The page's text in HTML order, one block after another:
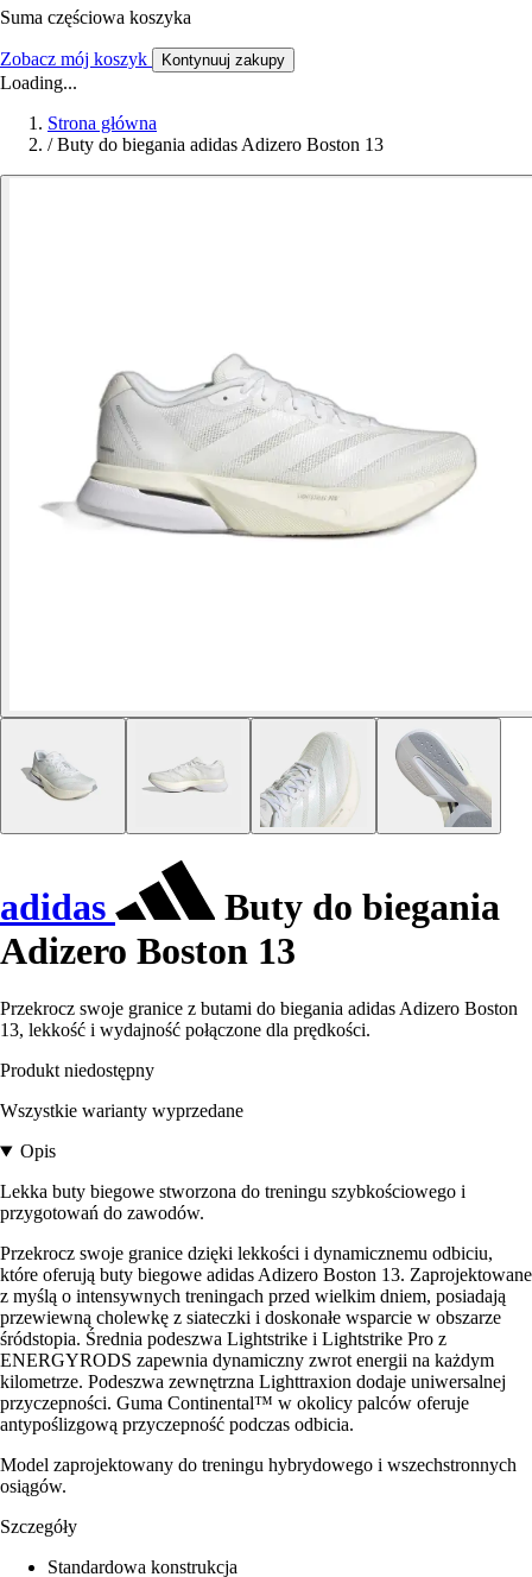
Suma częściowa koszyka
Zobacz mój koszyk Kontynuuj zakupy
Loading...
Strona główna
/ Buty do biegania adidas Adizero Boston 13
adidas
Buty do biegania
Adizero Boston 13
Przekrocz swoje granice z butami do biegania adidas Adizero Boston
13, lekkość i wydajność połączone dla prędkości.
Produkt niedostępny
Wszystkie warianty wyprzedane
Opis
Lekka buty biegowe stworzona do treningu szybkościowego i
przygotowań do zawodów.
Przekrocz swoje granice dzięki lekkości i dynamicznemu odbiciu,
które oferują buty biegowe adidas Adizero Boston 13. Zaprojektowane
z myślą o intensywnych treningach przed wielkim dniem, posiadają
przewiewną cholewkę z siateczki i doskonałe wsparcie w obszarze
śródstopia. Średnia podeszwa Lightstrike i Lightstrike Pro z
ENERGYRODS zapewnia dynamiczny zwrot energii na każdym
kilometrze. Podeszwa zewnętrzna Lighttraxion dodaje uniwersalnej
przyczepności. Guma Continental™ w okolicy palców oferuje
antypoślizgową przyczepność podczas odbicia.
Model zaprojektowany do treningu hybrydowego i wszechstronnych
osiągów.
Szczegóły
Standardowa konstrukcja